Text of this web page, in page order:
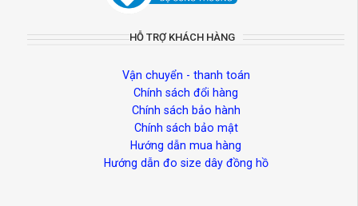
HỖ TRỢ KHÁCH HÀNG
Vận chuyển - thanh toán
Chính sách đổi hàng
Chính sách bảo hành
Chính sách bảo mật
Hướng dẫn mua hàng
Hướng dẫn đo size dây đồng hồ